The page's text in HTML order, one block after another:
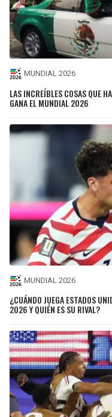
MUNDIAL 2026
LAS INCREÍBLES COSAS QUE
GANA EL MUNDIAL 2026
MUNDIAL 2026
¿CUÁNDO JUEGA ESTADOS
2026 Y QUIÉN ES SU RIVAL?